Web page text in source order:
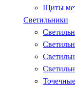
Щиты
Светильники